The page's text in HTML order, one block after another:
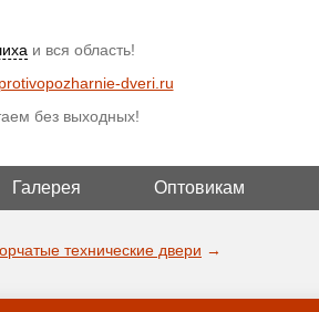
и вся область!
ВЫБРАТЬ ДРУГОЙ
dveri.ru
без выходных!
Галерея Оптовикам
технические двери →